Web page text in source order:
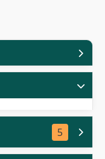
5